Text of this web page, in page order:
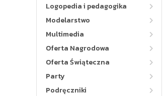
Logopedia i pedagogika
Modelarstwo
Multimedia
Oferta Nagrodowa
Oferta Świąteczna
Party
Podręczniki